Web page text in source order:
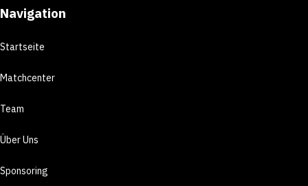
Navigation
Startseite
Matchcenter
Team
Über Uns
Sponsoring